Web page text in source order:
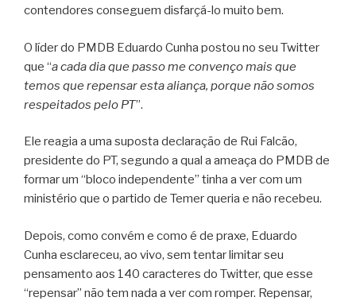
contendores conseguem disfarçá-lo muito bem.
O líder do PMDB Eduardo Cunha postou no seu Twitter
que “a cada dia que passo me convenço mais que
temos que repensar esta aliança, porque não somos
respeitados pelo PT”.
Ele reagia a uma suposta declaração de Rui Falcão,
presidente do PT, segundo a qual a ameaça do PMDB de
formar um “bloco independente” tinha a ver com um
ministério que o partido de Temer queria e não recebeu.
Depois, como convém e como é de praxe, Eduardo
Cunha esclareceu, ao vivo, sem tentar limitar seu
pensamento aos 140 caracteres do Twitter, que esse
“repensar” não tem nada a ver com romper. Repensar,